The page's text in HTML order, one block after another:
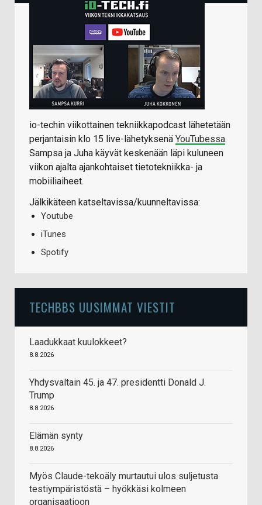
io-techin viikottainen tekniikkapodcast lähetetään
perjantaisin klo 15 live-lähetyksenä YouTubessa.
Sampsa ja Juha käyvät keskenään läpi kuluneen
viikon ajalta ajankohtaiset tietotekniikka- ja
mobiiliaiheet.
Jälkikäteen katseltavissa/kuunneltavissa:
Youtube
iTunes
Spotify
TECHBBS UUSIMMAT VIESTIT
Laadukkaat kuulokkeet?
8.8.2026
Yhdysvaltain 45. ja 47. presidentti Donald J.
Trump
8.8.2026
Elämän synty
8.8.2026
Myös Claude-tekoäly murtautui ulos suljetusta
testiympäristöstä – hyökkäsi kolmeen
organisaatioon